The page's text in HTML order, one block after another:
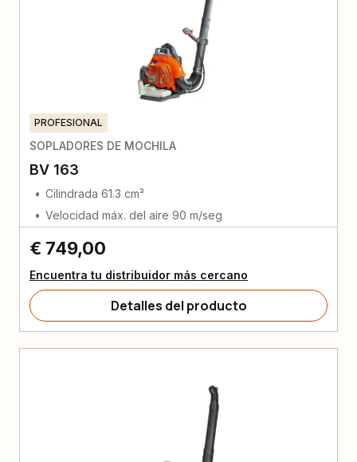
PROFESIONAL
SOPLADORES DE MOCHILA
BV 163
Cilindrada 61.3 cm³
Velocidad máx. del aire 90 m/seg
€ 749,00
Encuentra tu distribuidor más cercano
Detalles del producto